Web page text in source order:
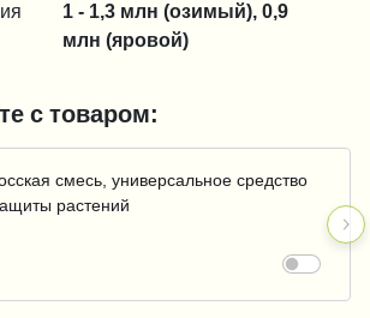
1 - 1,3 млн (озимый), 0,9
млн (яровой)
с товаром:
смесь, универсальное средство
растений